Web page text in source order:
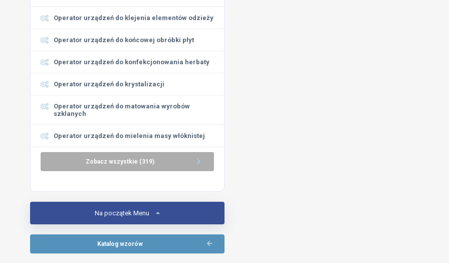
Operator urządzeń do klejenia elementów odzieży
Operator urządzeń do końcowej obróbki płyt
Operator urządzeń do konfekcjonowania herbaty
Operator urządzeń do krystalizacji
Operator urządzeń do matowania wyrobów
szklanych
Operator urządzeń do mielenia masy włóknistej
Zobacz wszystkie (319)
Na początek Menu
Katalog wzorów